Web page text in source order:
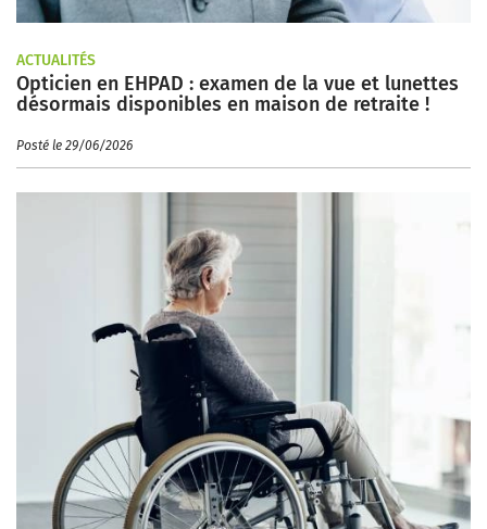
ACTUALITÉS
Opticien en EHPAD : examen de la vue et lunettes
désormais disponibles en maison de retraite !
Posté le 29/06/2026